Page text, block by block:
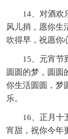
14、对酒欢
风儿捎，愿你生
吹得早，祝愿你
15、元宵节
圆圆的梦，圆圆
你生活圆圆，梦
乐。
16、正月十
宵甜，祝你今年